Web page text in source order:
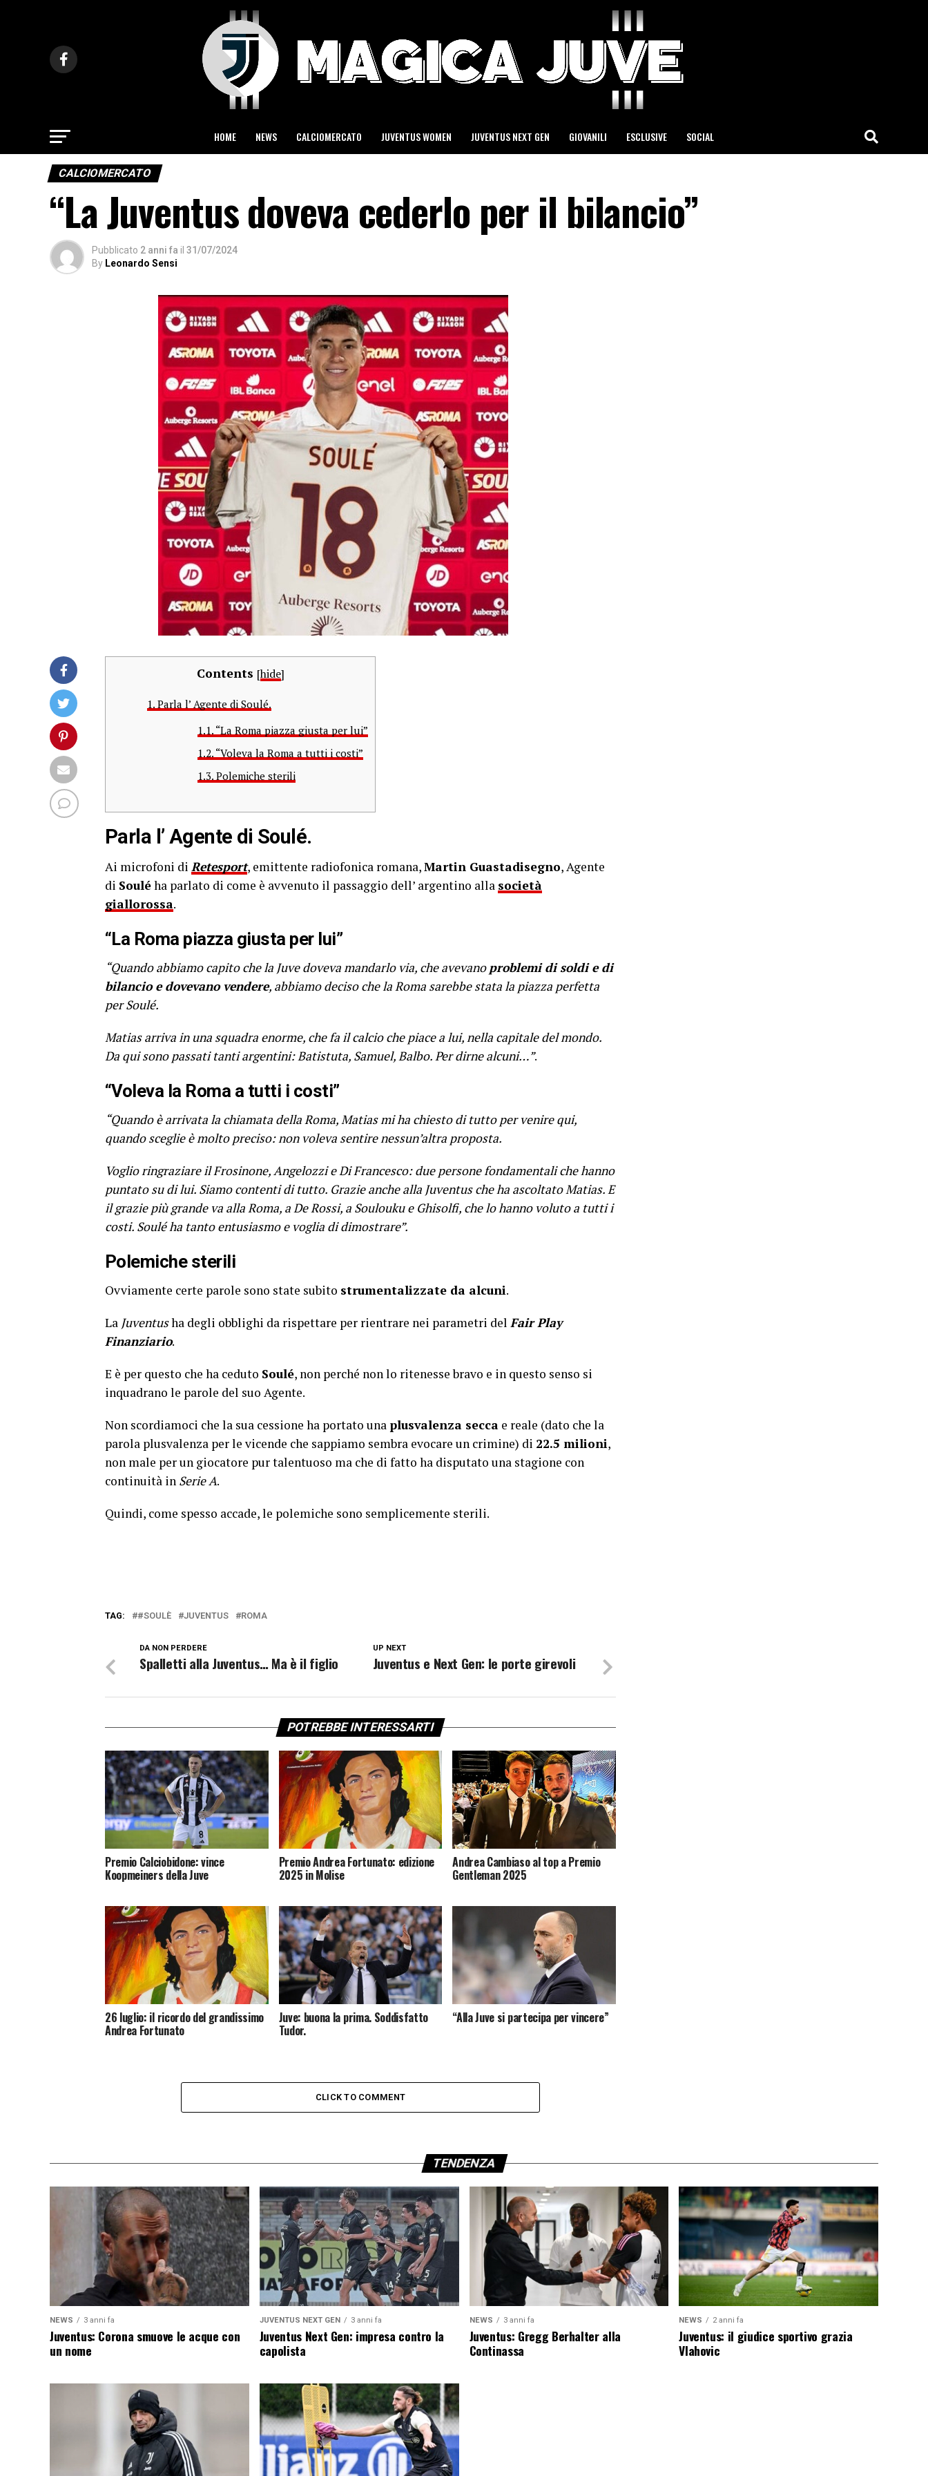
HOME NEWS CALCIOMERCATO JUVENTUS WOMEN JUVENTUS NEXT GEN GIOVANILI ESCLUSIVE SOCIAL
CALCIOMERCATO
“La Juventus doveva cederlo per il bilancio”
Pubblicato 2 anni fa il 31/07/2024
By Leonardo Sensi
Contents [hide]
1. Parla l’ Agente di Soulé.
1.1.“La Roma piazza giusta per lui”
1.2.“Voleva la Roma a tutti i costi”
1.3.Polemiche sterili
Parla l’ Agente di Soulé.
Ai microfoni di Retesport, emittente radiofonica romana,Martin Guastadisegno, Agente
di Souléha parlato di come è avvenuto il passaggio dell’ argentino alla società
giallorossa.
“La Roma piazza giusta per lui”
“Quando abbiamo capito che la Juve doveva mandarlo via, che avevanoproblemi di soldi e di
bilancio e dovevano vendere, abbiamo deciso che la Roma sarebbe stata la piazza perfetta
per Soulé.
Matias arriva in una squadra enorme, che fa il calcio che piace a lui, nella capitale del mondo.
Da qui sono passati tanti argentini: Batistuta, Samuel, Balbo. Per dirne alcuni…”.
“Voleva la Roma a tutti i costi”
“Quando è arrivata la chiamata della Roma, Matias mi ha chiesto di tutto per venire qui,
quando sceglie è molto preciso: non voleva sentire nessun’altra proposta.
Voglio ringraziare il Frosinone, Angelozzi e Di Francesco: due persone fondamentali che hanno
puntato su di lui. Siamo contenti di tutto. Grazie anche alla Juventus che ha ascoltato Matias. E
il grazie più grande va alla Roma, a De Rossi, a Soulouku e Ghisolfi, che lo hanno voluto a tutti i
costi. Soulé ha tanto entusiasmo e voglia di dimostrare”.
Polemiche sterili
Ovviamente certe parole sono state subito strumentalizzate da alcuni.
La Juventusha degli obblighi da rispettare per rientrare nei parametri del Fair Play
Finanziario.
E è per questo che ha ceduto Soulé, non perché non lo ritenesse bravo e in questo senso si
inquadrano le parole del suo Agente.
Non scordiamoci che la sua cessione ha portato una plusvalenza secca e reale (dato che la
parola plusvalenza per le vicende che sappiamo sembra evocare un crimine) di 22.5 milioni,
non male per un giocatore pur talentuoso ma che di fatto ha disputato una stagione con
continuità in Serie A.
Quindi, come spesso accade, le polemiche sono semplicemente sterili.
TAG: #SOULÈ JUVENTUS ROMA
UP NEXT
Juventus e Next Gen: le porte girevoli
DA NON PERDERE
Spalletti alla Juventus… Ma è il figlio
POTREBBE INTERESSARTI
Premio Calciobidone: vince
Koopmeiners della Juve
Premio Andrea Fortunato: edizione
2025 in Molise
Andrea Cambiaso al top a Premio
Gentleman 2025
26 luglio: il ricordo del grandissimo
Andrea Fortunato
Juve: buona la prima. Soddisfatto
Tudor.
“Alla Juve si partecipa per vincere”
CLICK TO COMMENT
TENDENZA
NEWS 3 anni fa
Juventus: Corona smuove le acque con
un nome
JUVENTUS NEXT GEN 3 anni fa
Juventus Next Gen: impresa contro la
capolista
NEWS 3 anni fa
Juventus: Gregg Berhalter alla
Continassa
NEWS 2 anni fa
Juventus: il giudice sportivo grazia
Vlahovic